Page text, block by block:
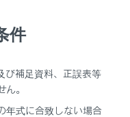
件
び補足資料、正誤表等
。
年式に合致しない場合